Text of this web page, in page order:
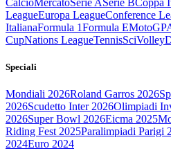
CalcioMercatoSerie ASerie BCoppa
LeagueEuropa LeagueConference
ItalianaFormula 1Formula EMotoGP
CupNations LeagueTennisSciVolley
Speciali
Mondiali 2026Roland Garros 2026
2026Scudetto Inter 2026Olimpiadi
2026Super Bowl 2026Eicma 2025
Riding Fest 2025Paralimpiadi Parigi
2024Euro 2024